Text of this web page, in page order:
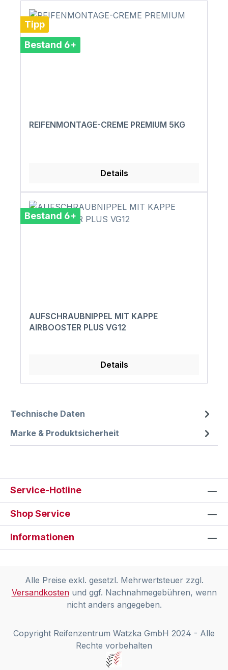
Tipp
Bestand 6+
REIFENMONTAGE-CREME PREMIUM 5KG
Details
Bestand 6+
AUFSCHRAUBNIPPEL MIT KAPPE
AIRBOOSTER PLUS VG12
Details
Technische Daten
Marke & Produktsicherheit
Service-Hotline
Shop Service
Informationen
Alle Preise exkl. gesetzl. Mehrwertsteuer zzgl.
Versandkostenund ggf. Nachnahmegebühren, wenn
nicht anders angegeben.
Copyright Reifenzentrum Watzka GmbH 2024 - Alle
Rechte vorbehalten